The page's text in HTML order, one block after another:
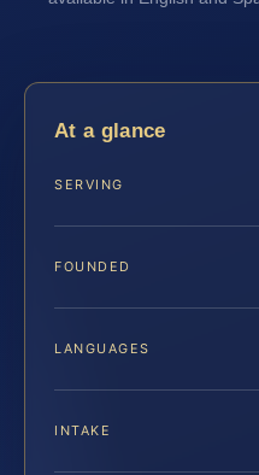
At a glance
SERVING
FOUNDED
LANGUAGES
INTAKE